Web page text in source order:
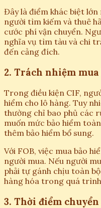
Đây là điểm khác biệt lớn
người tìm kiếm và thuê
cước phí vận chuyển.
nghĩa vụ tìm tàu và chi
đến cảng đích.
2. Trách nhiệm
Trong điều kiện CIF,
hiểm cho lô hàng. Tuy
thường chỉ bao phủ các
muốn mức bảo hiểm
thêm bảo hiểm bổ sung.
Với FOB, việc mua bảo
người mua. Nếu người
phải tự gánh chịu toàn
hàng hóa trong quá
3. Thời điểm